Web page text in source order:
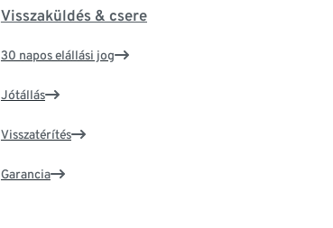
Visszaküldés & csere
30 napos elállási jog
Jótállás
Visszatérítés
Garancia